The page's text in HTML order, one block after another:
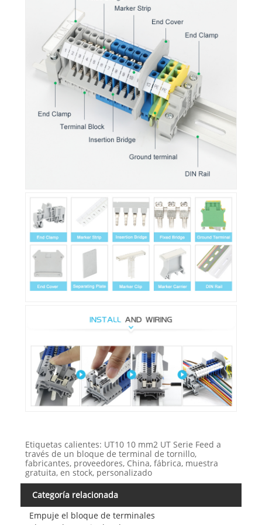
Etiquetas calientes: UT10 10 mm2 UT Serie Feed a
través de un bloque de terminal de tornillo,
fabricantes, proveedores, China, fábrica, muestra
gratuita, en stock, personalizado
Categoría relacionada
Empuje el bloque de terminales